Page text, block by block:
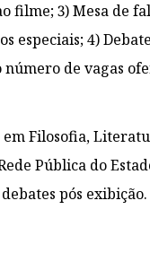
filme; 3) Mesa de
especiais; 4)
de vagas
Filosofia,
Pública do
pós exibição.